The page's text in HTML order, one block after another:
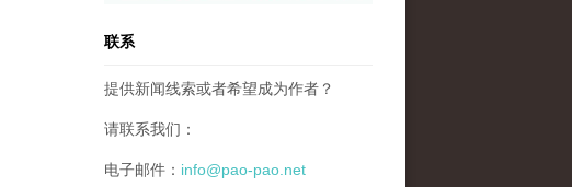
联系
提供新闻线索或者希望成为作者？
请联系我们：
电子邮件： info@pao-pao.net